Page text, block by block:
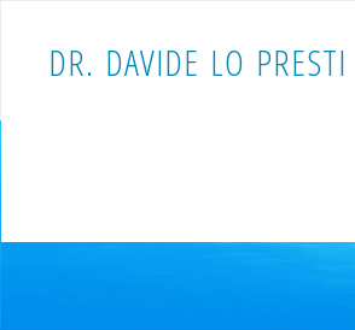
DR. DAVIDE LO PRESTI